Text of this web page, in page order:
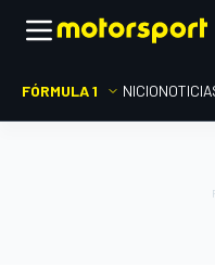
FÓRMULA 1 INICIO